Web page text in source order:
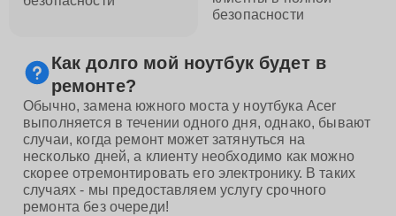
безопасности
Как долго мой ноутбук будет в
ремонте?
Обычно, замена южного моста у ноутбука Acer
выполняется в течении одного дня, однако, бывают
случаи, когда ремонт может затянуться на
несколько дней, а клиенту необходимо как можно
скорее отремонтировать его электронику. В таких
случаях - мы предоставляем услугу срочного
ремонта без очереди!